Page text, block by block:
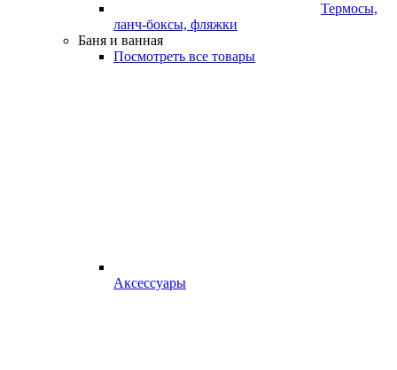
Термосы,
ланч-боксы, фляжки
Баня и ванная
Посмотреть все товары
Аксессуары